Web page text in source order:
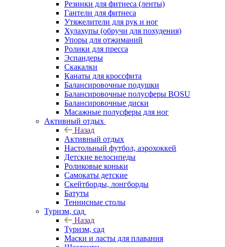
Резинки для фитнеса (ленты)
Гантели для фитнеса
Утяжелители для рук и ног
Хулахупы (обручи для похудения)
Упоры для отжиманий
Ролики для пресса
Эспандеры
Скакалки
Канаты для кроссфита
Балансировочные подушки
Балансировочные полусферы BOSU
Балансировочные диски
Масажные полусферы для ног
Активный отдых
Назад
Активный отдых
Настольный футбол, аэрохоккей
Детские велосипеды
Роликовые коньки
Самокаты детские
Скейтборды, лонгборды
Батуты
Теннисные столы
Туризм, сад
Назад
Туризм, сад
Маски и ласты для плавания